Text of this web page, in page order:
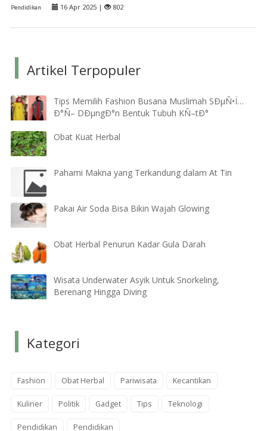
Pendidikan 16 Apr 2025 | 802
Artikel Terpopuler
Tips Memilih Fashion Busana Muslimah SÐµÑ•Ï…
Ð°Ñ– DÐµngÐ°n Bentuk Tubuh KÑ–tÐ°
Obat Kuat Herbal
Pahami Makna yang Terkandung dalam At Tin
Pakai Air Soda Bisa Bikin Wajah Glowing
Obat Herbal Penurun Kadar Gula Darah
Wisata Underwater Asyik Untuk Snorkeling,
Berenang Hingga Diving
Kategori
Fashion Obat Herbal Pariwisata Kecantikan
Kuliner Politik Gadget Tips Teknologi
Pendidikan Pendidikan